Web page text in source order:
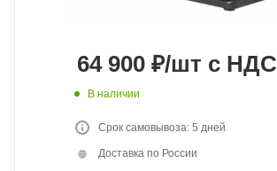
64 900 ₽/шт с НДС
В наличии
Срок самовывоза: 5 дней
Доставка по России